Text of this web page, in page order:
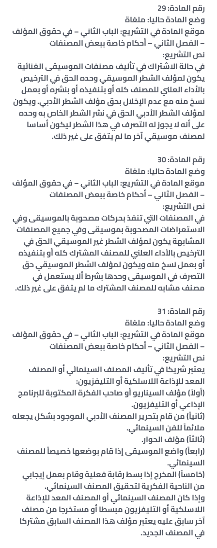
رقم المادة: 29
وضع المادة حاليا: ملغاة
موقع المادة في التشريع: الباب الثاني – في حقوق المؤلف
– الفصل الثاني – أحكام خاصة ببعض المصنفات
نص التشريع:
في حالة الاشتراك في تأليف مصنفات الموسيقى الغنائية
يكون لمؤلف الشطر الموسيقي وحده الحق في الترخيص
بالأداء العلني للمصنف كله أو بتنفيذه أو بنشره أو بعمل
نسخ منه مع عدم الإخلال بحق مؤلف الشطر الأدبي. ويكون
لمؤلف الشطر الأدبي الحق في نشر الشطر الخاص به وحده
على أنه لا يجوز له التصرف في هذا الشطر ليكون أساسا
لمصنف موسيقي آخر ما لم يتفق على غير ذلك.
رقم المادة: 30
وضع المادة حاليا: ملغاة
موقع المادة في التشريع: الباب الثاني – في حقوق المؤلف
– الفصل الثاني – أحكام خاصة ببعض المصنفات
نص التشريع:
في المصنفات التي تنفذ بحركات مصحوبة بالموسيقى وفي
الاستعراضات المصحوبة بموسيقى وفي جميع المصنفات
المشابهة يكون لمؤلف الشطر غير الموسيقي الحق في
الترخيص بالأداء العلني للمصنف المشترك كله أو بتنفيذه
أو بعمل نسخ منه ويكون لمؤلف الشطر الموسيقي حق
التصرف في الموسيقى وحدها بشرط ألا يستعمل في
مصنف مشابه للمصنف المشترك ما لم يتفق على غير ذلك.
رقم المادة: 31
وضع المادة حاليا: ملغاة
موقع المادة في التشريع: الباب الثاني – في حقوق المؤلف
– الفصل الثاني – أحكام خاصة ببعض المصنفات
نص التشريع:
يعتبر شريكا في تأليف المصنف السينمائي أو المصنف
المعد للإذاعة اللاسلكية أو التليفزيون:
(أولاً) مؤلف السيناريو أو صاحب الفكرة المكتوبة للبرنامج
الإذاعي أو التليفزيون.
(ثانياً) من قام بتحرير المصنف الأدبي الموجود بشكل يجعله
ملائماً للفن السينمائي.
(ثالثاً) مؤلف الحوار.
(رابعاً) واضع الموسيقى إذا قام بوضعها خصيصاً للمصنف
السينمائي.
(خامساً) المخرج إذا بسط رقابة فعلية وقام بعمل إيجابي
من الناحية الفكرية لتحقيق المصنف السينمائي.
وإذا كان المصنف السينمائي أو المصنف المعد للإذاعة
اللاسلكية أو التليفزيون مبسطا أو مستخرجا من مصنف
آخر سابق عليه يعتبر مؤلف هذا المصنف السابق مشتركا
في المصنف الجديد.